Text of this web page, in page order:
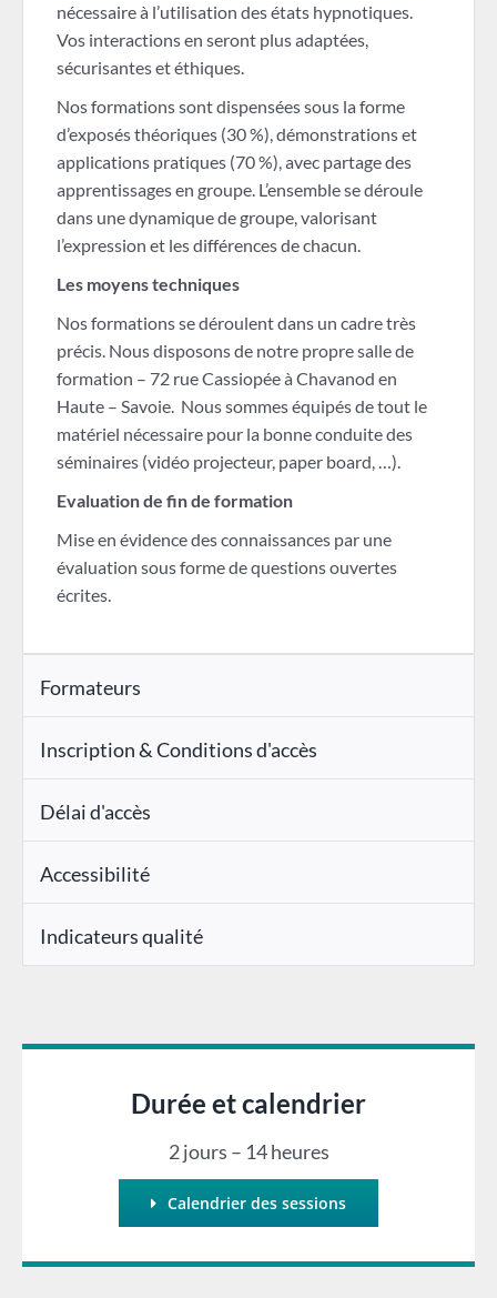
nécessaire à l’utilisation des états hypnotiques.
Vos interactions en seront plus adaptées,
sécurisantes et éthiques.
Nos formations sont dispensées sous la forme
d’exposés théoriques (30 %), démonstrations et
applications pratiques (70 %), avec partage des
apprentissages en groupe. L’ensemble se déroule
dans une dynamique de groupe, valorisant
l’expression et les différences de chacun.
Les moyens techniques
Nos formations se déroulent dans un cadre très
précis. Nous disposons de notre propre salle de
formation – 72 rue Cassiopée à Chavanod en
Haute – Savoie. Nous sommes équipés de tout le
matériel nécessaire pour la bonne conduite des
séminaires (vidéo projecteur, paper board, …).
Evaluation de fin de formation
Mise en évidence des connaissances par une
évaluation sous forme de questions ouvertes
écrites.
Formateurs
Inscription & Conditions d'accès
Délai d'accès
Accessibilité
Indicateurs qualité
Durée et calendrier
2 jours – 14 heures
Calendrier des sessions